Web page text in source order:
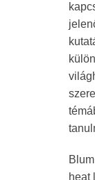
heat